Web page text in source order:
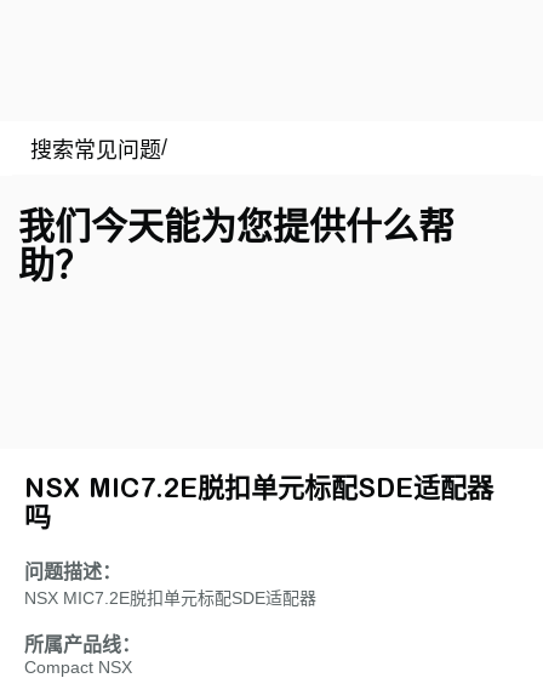
我们今天能为您提供什么帮
助？
NSX MIC7.2E脱扣单元标配SDE适配器
吗
问题描述：
NSX MIC7.2E脱扣单元标配SDE适配器
所属产品线：
Compact NSX